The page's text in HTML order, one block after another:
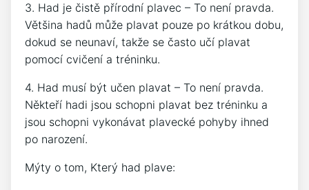
3. Had je čistě přírodní plavec – To není pravda.
Většina hadů může plavat pouze po krátkou dobu,
dokud se neunaví, takže se často učí plavat
pomocí cvičení a tréninku.
4. Had musí být učen plavat – To není pravda.
Někteří hadi jsou schopni plavat bez tréninku a
jsou schopni vykonávat plavecké pohyby ihned
po narození.
Mýty o tom, Který had plave: